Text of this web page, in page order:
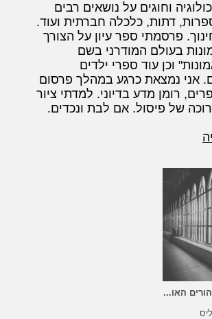
וחוגים על נושאים רבים
ספרות, דתות, כלכלה חברתית ועוד.
פרסמתי ספר עיון על הצורך
בעולם המודרני בשם
וכן עוד ספרי ילדים
אני נמצאת כרגע במהלך פרסום
רומן מדע בדיוני. למדתי ציור
של פיסול. אם לבת ונכדים.
האו...